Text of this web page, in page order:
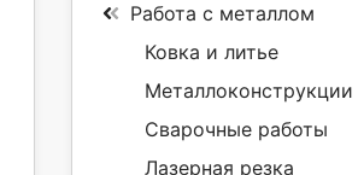
Работа с металлом
Ковка и литье
Металлоконструкции
Сварочные работы
Лазерная резка